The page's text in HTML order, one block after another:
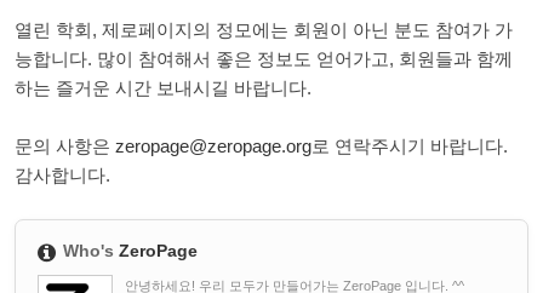
열린 학회, 제로페이지의 정모에는 회원이 아닌 분도 참여가 가
능합니다. 많이 참여해서 좋은 정보도 얻어가고, 회원들과 함께
하는 즐거운 시간 보내시길 바랍니다.
문의 사항은 zeropage@zeropage.org로 연락주시기 바랍니다.
감사합니다.
Who'sZeroPage
안녕하세요! 우리 모두가 만들어가는 ZeroPage 입니다. ^^